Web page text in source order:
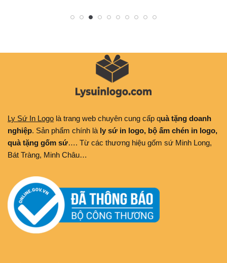
Ly Sứ In Logo là trang web chuyên cung cấp quà tặng doanh
nghiệp. Sản phẩm chính là ly sứ in logo, bộ ấm chén in logo,
quà tặng gốm sứ…. Từ các thương hiệu gốm sứ Minh Long,
Bát Tràng, Minh Châu…